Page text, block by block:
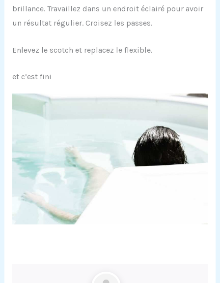
brillance. Travaillez dans un endroit éclairé pour avoir
un résultat régulier. Croisez les passes.
Enlevez le scotch et replacez le flexible.
et c’est fini